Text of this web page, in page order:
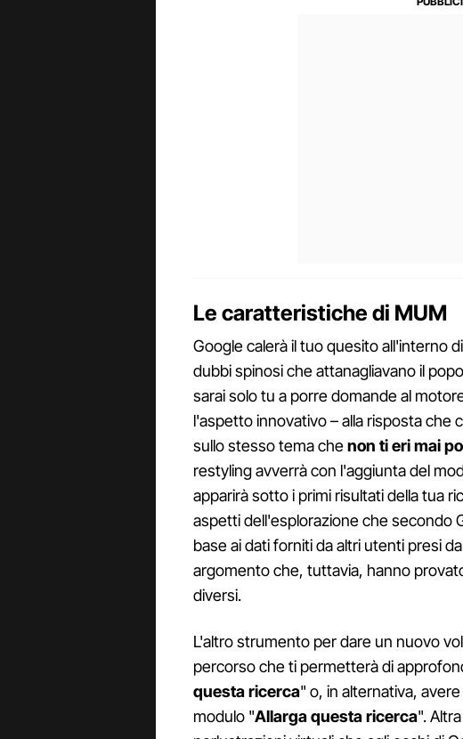
Le caratteristiche di MUM
Google calerà il tuo quesito all'interno
dubbi spinosi che attanagliavano il
sarai solo tu a porre domande al
l'aspetto innovativo – alla risposta che
sullo stesso tema chenon ti eri mai
restyling avverrà con l'aggiunta del
apparirà sotto i primi risultati della tua
aspetti dell'esplorazione che secondo
base ai dati forniti da altri utenti presi
argomento che, tuttavia, hanno
diversi.
L'altro strumento per dare un nuovo
percorso che ti permetterà di
questa ricerca" o, in alternativa,
modulo "Allarga questa ricerca".